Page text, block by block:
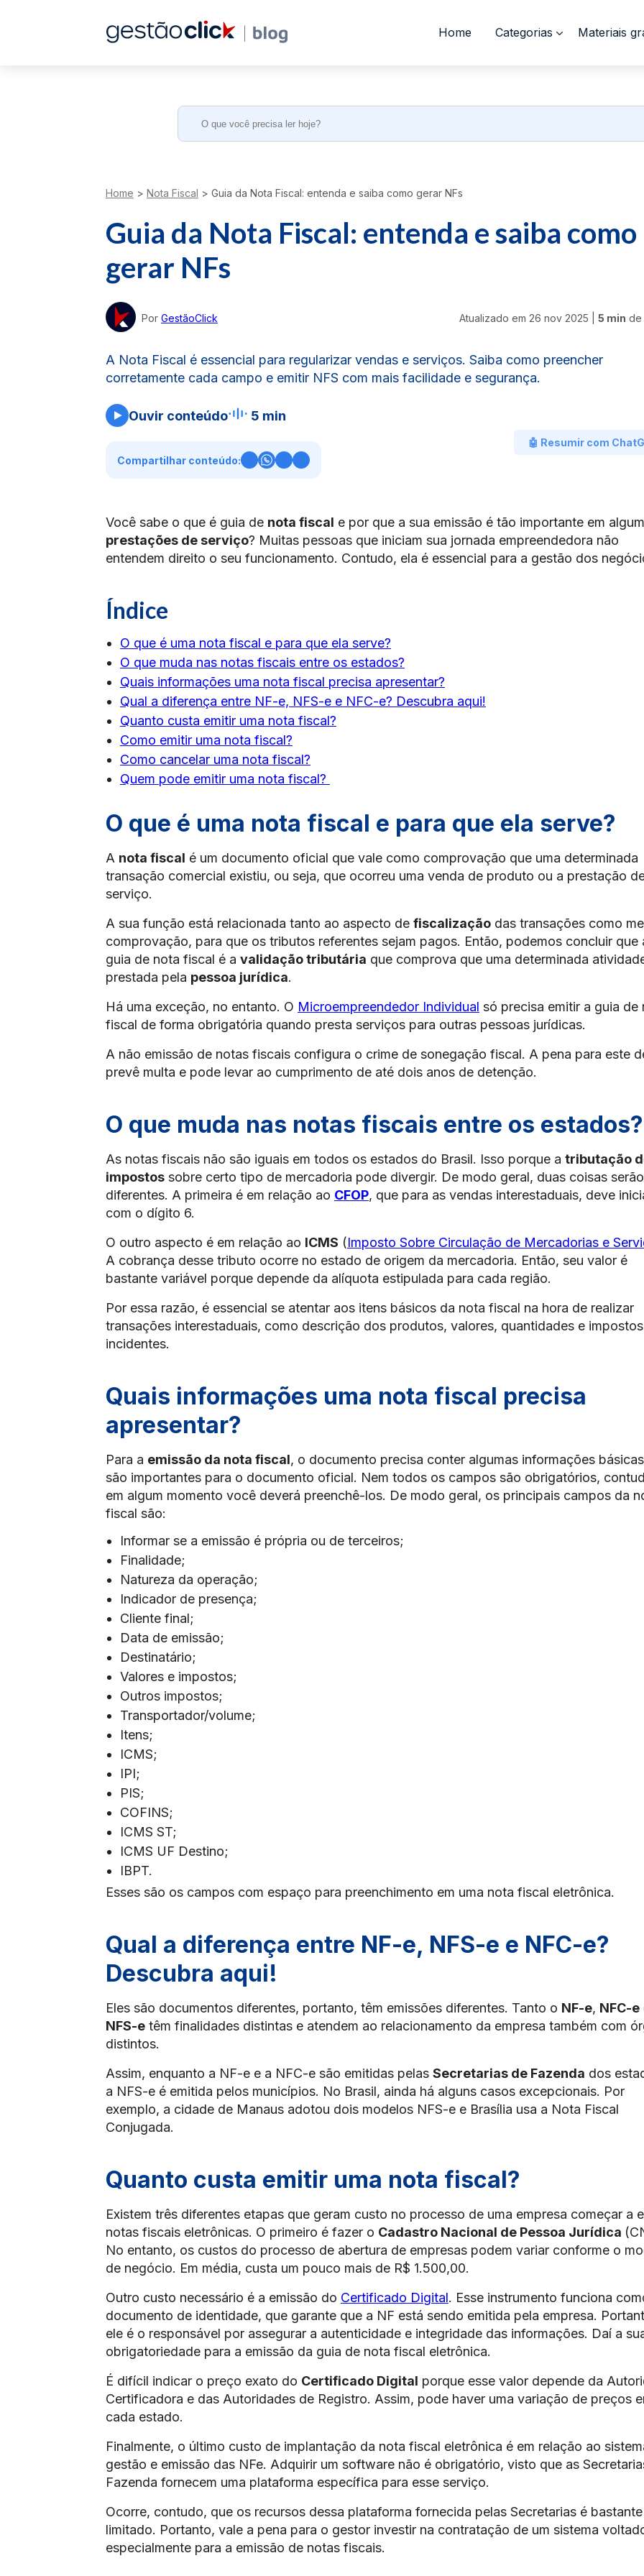
Home Categorias Materiais
Search
Home > Nota Fiscal > Guia da Nota Fiscal: entenda e saiba como gerar NFs
Guia da Nota Fiscal: entenda e saiba como
gerar NFs
Por GestãoClick Atualizado em 26 nov 2025 5 min de
A Nota Fiscal é essencial para regularizar vendas e serviços. Saiba como preencher
corretamente cada campo e emitir NFS com mais facilidade e segurança.
Ouvir conteúdo 5 min
🤖 Resumir com
Compartilhar conteúdo:
Você sabe o que é guia de nota fiscal e por que a sua emissão é tão importante em
prestações de serviço? Muitas pessoas que iniciam sua jornada empreendedora não
entendem direito o seu funcionamento. Contudo, ela é essencial para a gestão dos
Índice
O que é uma nota fiscal e para que ela serve?
O que muda nas notas fiscais entre os estados?
Quais informações uma nota fiscal precisa apresentar?
Qual a diferença entre NF-e, NFS-e e NFC-e? Descubra aqui!
Quanto custa emitir uma nota fiscal?
Como emitir uma nota fiscal?
Como cancelar uma nota fiscal?
Quem pode emitir uma nota fiscal?
O que é uma nota fiscal e para que ela serve?
A nota fiscal é um documento oficial que vale como comprovação que uma determinada
transação comercial existiu, ou seja, que ocorreu uma venda de produto ou a prestação
serviço.
A sua função está relacionada tanto ao aspecto de fiscalização das transações como
comprovação, para que os tributos referentes sejam pagos. Então, podemos concluir que
guia de nota fiscal é a validação tributária que comprova que uma determinada
prestada pela pessoa jurídica.
Há uma exceção, no entanto. O Microempreendedor Individual só precisa emitir a guia de
fiscal de forma obrigatória quando presta serviços para outras pessoas jurídicas.
A não emissão de notas fiscais configura o crime de sonegação fiscal. A pena para este
prevê multa e pode levar ao cumprimento de até dois anos de detenção.
O que muda nas notas fiscais entre os estados?
As notas fiscais não são iguais em todos os estados do Brasil. Isso porque a tributação
impostos sobre certo tipo de mercadoria pode divergir. De modo geral, duas coisas serão
diferentes. A primeira é em relação ao CFOP, que para as vendas interestaduais, deve
com o dígito 6.
O outro aspecto é em relação ao ICMS (Imposto Sobre Circulação de Mercadorias e
A cobrança desse tributo ocorre no estado de origem da mercadoria. Então, seu valor é
bastante variável porque depende da alíquota estipulada para cada região.
Por essa razão, é essencial se atentar aos itens básicos da nota fiscal na hora de realizar
transações interestaduais, como descrição dos produtos, valores, quantidades e impostos
incidentes.
Quais informações uma nota fiscal precisa
apresentar?
Para a emissão da nota fiscal, o documento precisa conter algumas informações
são importantes para o documento oficial. Nem todos os campos são obrigatórios,
em algum momento você deverá preenchê-los. De modo geral, os principais campos da
fiscal são:
Informar se a emissão é própria ou de terceiros;
Finalidade;
Natureza da operação;
Indicador de presença;
Cliente final;
Data de emissão;
Destinatário;
Valores e impostos;
Outros impostos;
Transportador/volume;
Itens;
ICMS;
IPI;
PIS;
COFINS;
ICMS ST;
ICMS UF Destino;
IBPT.
Esses são os campos com espaço para preenchimento em uma nota fiscal eletrônica.
Qual a diferença entre NF-e, NFS-e e NFC-e?
Descubra aqui!
Eles são documentos diferentes, portanto, têm emissões diferentes. Tanto o NF-e, NFC-e
NFS-e têm finalidades distintas e atendem ao relacionamento da empresa também com
distintos.
Assim, enquanto a NF-e e a NFC-e são emitidas pelas Secretarias de Fazenda dos
a NFS-e é emitida pelos municípios. No Brasil, ainda há alguns casos excepcionais. Por
exemplo, a cidade de Manaus adotou dois modelos NFS-e e Brasília usa a Nota Fiscal
Conjugada.
Quanto custa emitir uma nota fiscal?
Existem três diferentes etapas que geram custo no processo de uma empresa começar a
notas fiscais eletrônicas. O primeiro é fazer o Cadastro Nacional de Pessoa Jurídica
No entanto, os custos do processo de abertura de empresas podem variar conforme o
de negócio. Em média, custa um pouco mais de R$ 1.500,00.
Outro custo necessário é a emissão do Certificado Digital. Esse instrumento funciona
documento de identidade, que garante que a NF está sendo emitida pela empresa.
ele é o responsável por assegurar a autenticidade e integridade das informações. Daí a
obrigatoriedade para a emissão da guia de nota fiscal eletrônica.
É difícil indicar o preço exato do Certificado Digital porque esse valor depende da
Certificadora e das Autoridades de Registro. Assim, pode haver uma variação de preços
cada estado.
Finalmente, o último custo de implantação da nota fiscal eletrônica é em relação ao
gestão e emissão das NFe. Adquirir um software não é obrigatório, visto que as
Fazenda fornecem uma plataforma específica para esse serviço.
Ocorre, contudo, que os recursos dessa plataforma fornecida pelas Secretarias é bastante
limitado. Portanto, vale a pena para o gestor investir na contratação de um sistema
especialmente para a emissão de notas fiscais.